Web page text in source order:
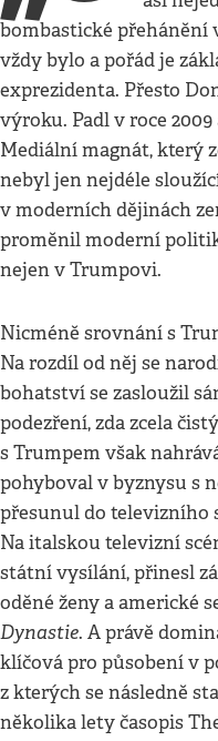
bombastické přehánění
vždy bylo a pořád je
exprezidenta. Přesto
výroku. Padl v roce
Mediální magnát, který
nebyl jen nejdéle
v moderních dějinách
proměnil moderní
nejen v Trumpovi.
Nicméně srovnání s
Na rozdíl od něj se
bohatství se zasloužil
podezření, zda zcela
s Trumpem však
pohyboval v byznysu s
přesunul do televizního
Na italskou televizní
státní vysílání, přinesl
oděné ženy a americké
Dynastie. A právě
klíčová pro působení v
z kterých se následně
několika lety časopis